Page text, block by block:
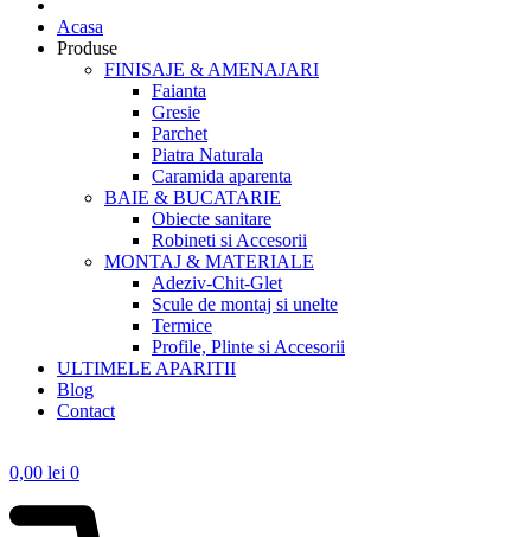
Acasa
Produse
FINISAJE & AMENAJARI
Faianta
Gresie
Parchet
Piatra Naturala
Caramida aparenta
BAIE & BUCATARIE
Obiecte sanitare
Robineti si Accesorii
MONTAJ & MATERIALE
Adeziv-Chit-Glet
Scule de montaj si unelte
Termice
Profile, Plinte si Accesorii
ULTIMELE APARITII
Blog
Contact
0,00 lei 0